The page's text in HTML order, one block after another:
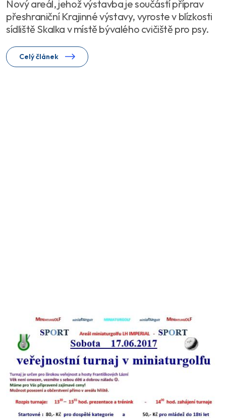
Nový areál, jehož výstavba je součástí příprav
přeshraniční Krajinné výstavy, vyroste v blízkosti
sídliště Skalka v místě bývalého cvičiště pro psy.
Celý článek